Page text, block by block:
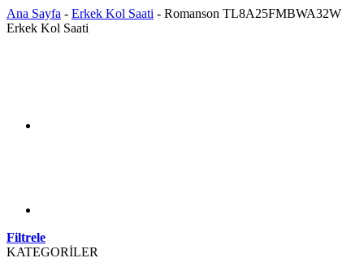
Ana Sayfa - Erkek Kol Saati - Romanson TL8A25FMBWA32W
Erkek Kol Saati
Filtrele
KATEGORİLER